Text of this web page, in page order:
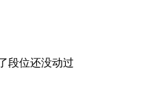
段位还没动过